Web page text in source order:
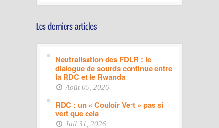
Neutralisation des FDLR : le
dialogue de sourds continue entre
la RDC et le Rwanda
Août 05, 2026
RDC : un « Couloir Vert » pas si
vert que cela
Juil 31, 2026